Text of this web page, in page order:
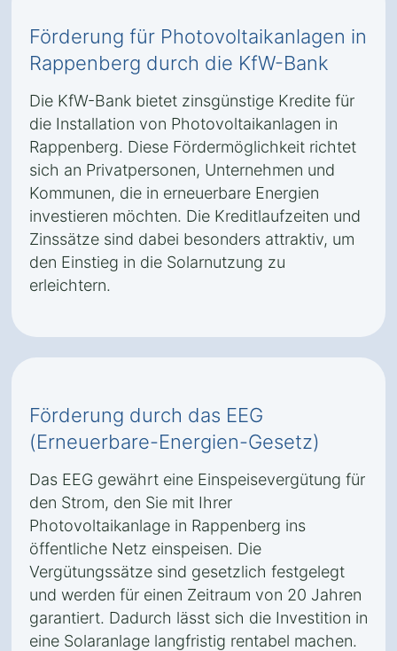
Förderung für Photovoltaikanlagen in
Rappenberg durch die KfW-Bank
Die KfW-Bank bietet zinsgünstige Kredite für
die Installation von Photovoltaikanlagen in
Rappenberg. Diese Fördermöglichkeit richtet
sich an Privatpersonen, Unternehmen und
Kommunen, die in erneuerbare Energien
investieren möchten. Die Kreditlaufzeiten und
Zinssätze sind dabei besonders attraktiv, um
den Einstieg in die Solarnutzung zu
erleichtern.
Förderung durch das EEG
(Erneuerbare-Energien-Gesetz)
Das EEG gewährt eine Einspeisevergütung für
den Strom, den Sie mit Ihrer
Photovoltaikanlage in Rappenberg ins
öffentliche Netz einspeisen. Die
Vergütungssätze sind gesetzlich festgelegt
und werden für einen Zeitraum von 20 Jahren
garantiert. Dadurch lässt sich die Investition in
eine Solaranlage langfristig rentabel machen.